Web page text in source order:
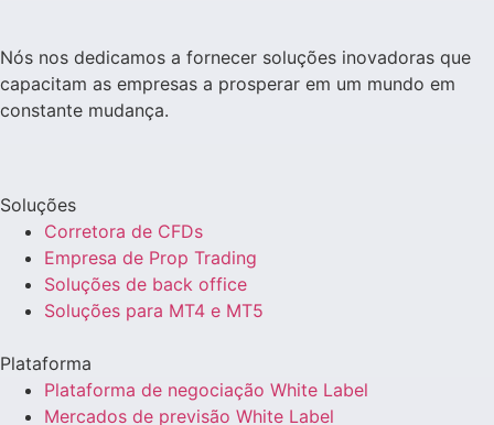
Nós nos dedicamos a fornecer soluções inovadoras que
capacitam as empresas a prosperar em um mundo em
constante mudança.
Soluções
Corretora de CFDs
Empresa de Prop Trading
Soluções de back office
Soluções para MT4 e MT5
Plataforma
Plataforma de negociação White Label
Mercados de previsão White Label